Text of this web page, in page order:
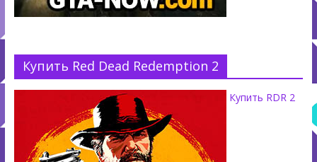
Купить Red Dead Redemption 2
Купить RDR 2